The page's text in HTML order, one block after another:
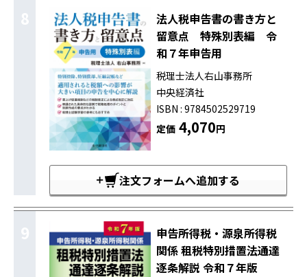
8
法人税申告書の書き方と
留意点 特殊別表編 令
和７年申告用
税理士法人右山事務所
中央経済社
ISBN : 9784502529719
定価4,070円
注文フォームへ追加する
9
申告所得税・源泉所得税
関係 租税特別措置法通達
逐条解説 令和７年版